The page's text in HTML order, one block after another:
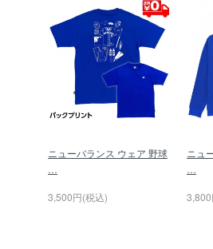
ニューバランス ウェア 野球
…
3,500円(税込)
ニュ
…